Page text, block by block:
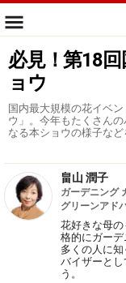
必見！第18
ョウ
国内最大規模の花イベ
ウ」。今年もたくさん
なる本ショウの様子など
畠山 潤子
ガーデニング
グリーンアド
花好きな母
格的にガー
多くの人に
バイザーと
う。